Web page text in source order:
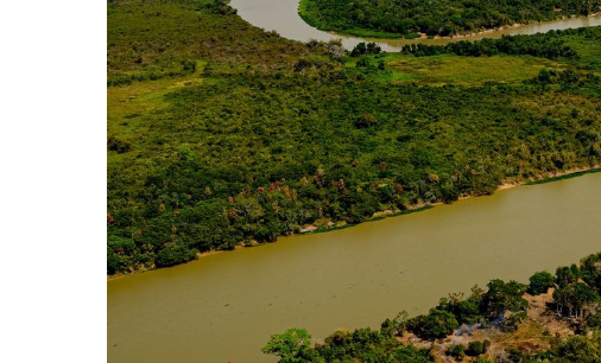
Hit enter to search or ESC to close